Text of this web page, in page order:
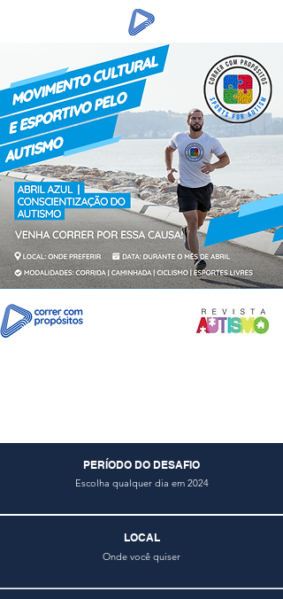
PERÍODO DO DESAFIO
Escolha qualquer dia em 2024
LOCAL
Onde você quiser